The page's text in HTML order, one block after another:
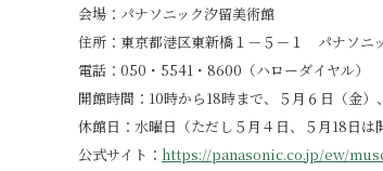
会場：パナソニック汐留美術館
住所：東京都港区東新橋１－５－１ パナソニ
電話：050・5541・8600（ハローダイヤル）
開館時間：10時から18時まで、５月６日（金
休館日：水曜日（ただし５月４日、５月18日は
公式サイト： https://panasonic.co.jp/ew/